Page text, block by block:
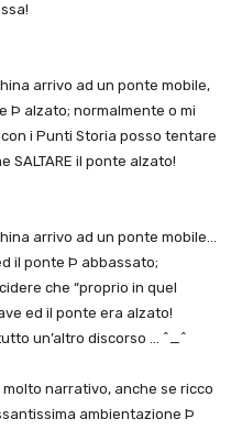
arrivo ad un ponte mobile,
Þ alzato; normalmente o mi
i Punti Storia posso tentare
SALTARE il ponte alzato!
arrivo ad un ponte mobile…
il ponte Þ abbassato;
che “proprio in quel
ed il ponte era alzato!
un’altro discorso … ^_^
narrativo, anche se ricco
ambientazione Þ